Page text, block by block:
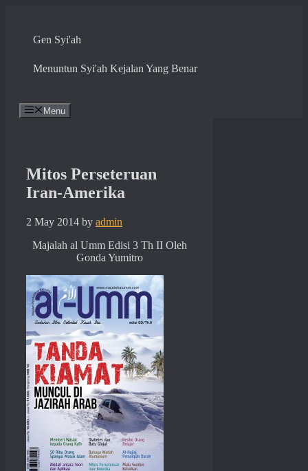
contentGen Syi'ah
Menuntun Syi'ah Kejalan Yang Benar
Menu
Mitos Perseteruan
Iran-Amerika
2 May 2014 by admin
Majalah al Umm Edisi 3 Th II Oleh
Gonda Yumitro